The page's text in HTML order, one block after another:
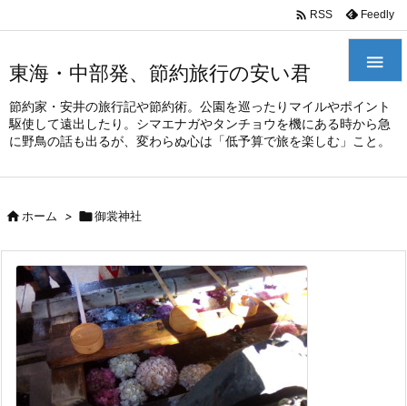
東海・中部発、節約旅行の安い君
節約家・安井の旅行記や節約術。公園を巡ったりマイルやポイント
駆使して遠出したり。シマエナガやタンチョウを機にある時から急
に野鳥の話も出るが、変わらぬ心は「低予算で旅を楽しむ」こと。

 RSS Feedly
ホーム > 御裳神社